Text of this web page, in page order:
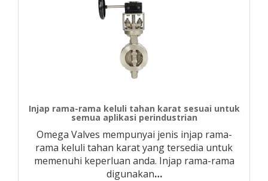
Injap rama-rama keluli tahan karat sesuai untuk
semua aplikasi perindustrian
Omega Valves mempunyai jenis injap rama-
rama keluli tahan karat yang tersedia untuk
memenuhi keperluan anda. Injap rama-rama
digunakan…